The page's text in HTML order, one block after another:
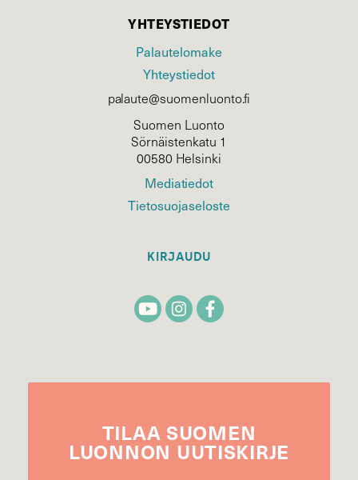
YHTEYSTIEDOT
Palautelomake
Yhteystiedot
palaute@suomenluonto.fi
Suomen Luonto
Sörnäistenkatu 1
00580 Helsinki
Mediatiedot
Tietosuojaseloste
KIRJAUDU
TILAA SUOMEN
LUONNON UUTIS­KIRJE